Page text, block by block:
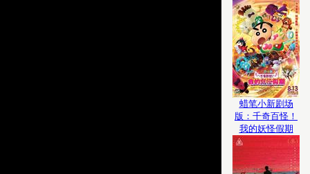
蜡笔小新剧场
版：千奇百怪！
我的妖怪假期